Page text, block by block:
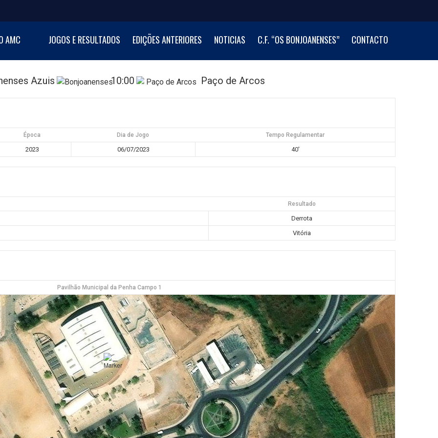
BASKETBALL CUP
de Minibasquetebol
AMC JOGOS E RESULTADOS EDIÇÕES ANTERIORES NOTICIAS C.F. “OS BONJOANENSES” CONTACTO
Azuis 10:00 Paço de Arcos
Época Dia de Jogo Tempo Regulamentar
2023 06/07/2023 40'
Resultado
Derrota
Vitória
Pavilhão Municipal da Penha Campo 1